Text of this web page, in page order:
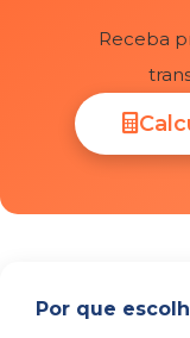
Receba
Por que